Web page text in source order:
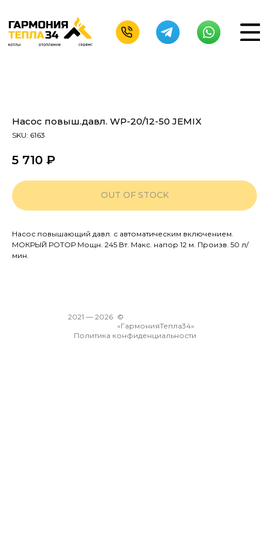
Насос повыш.давл. WP-20/12-50 JEMIX
SKU: 6163
5 710 ₽
OUT OF STOCK
Насос повышающий давл. с автоматическим включением.
МОКРЫЙ РОТОР Мощн. 245 Вт. Макс. напор 12 м. Произв. 50 л/
мин.
Политика конфиденциальности
©
«ГармонияТепла34»
2026
2021 —